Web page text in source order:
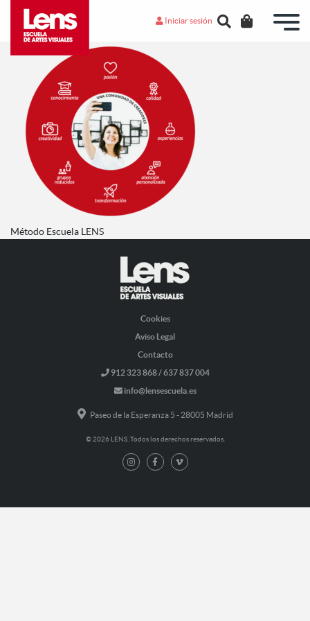
Iniciar sesión
Método Escuela LENS
Cookies
Aviso Legal
Contacto
912 323 868 / 637 837 004
info@lensescuela.es
Paseo de la Esperanza 5 - 28005 Madrid
© 2026 LENS. Todos los derechos reservados.